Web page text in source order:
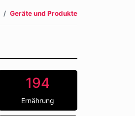
Geräte und Produkte
194
Ernährung